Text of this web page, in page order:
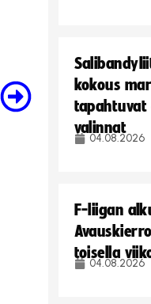
kokous
tapahtuvat
valinnat
04.08.2026
F-liigan
toisella
04.08.2026